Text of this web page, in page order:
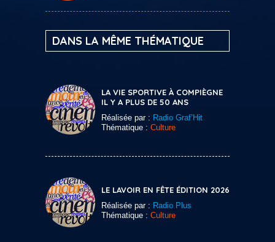
DANS LA MÊME THÉMATIQUE
LA VIE SPORTIVE À COMPIÈGNE
IL Y A PLUS DE 50 ANS
Réalisée par : Radio Graf’Hit
Thématique : Culture
LE LAVOIR EN FÊTE ÉDITION 2026
Réalisée par : Radio Plus
Thématique : Culture